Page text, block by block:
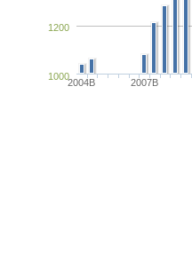
2004B 2007B
1000
1200